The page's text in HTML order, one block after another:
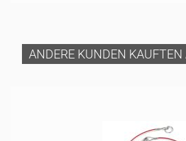
ANDERE KUNDEN KAUFTEN